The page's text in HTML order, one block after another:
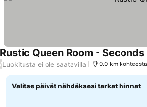
Rustic Queen Room -
/Luokitusta ei ole saatavilla 9.0 km
Valitse päivät nähdäksesi tarkat hinnat